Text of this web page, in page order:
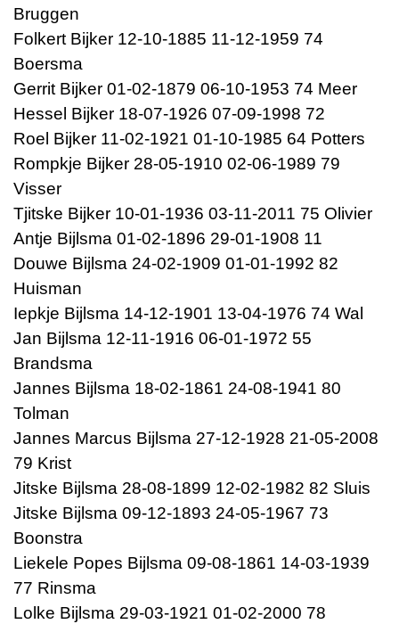
Bruggen
Folkert Bijker 12-10-1885 11-12-1959 74
Boersma
Gerrit Bijker 01-02-1879 06-10-1953 74 Meer
Hessel Bijker 18-07-1926 07-09-1998 72
Roel Bijker 11-02-1921 01-10-1985 64 Potters
Rompkje Bijker 28-05-1910 02-06-1989 79
Visser
Tjitske Bijker 10-01-1936 03-11-2011 75 Olivier
Antje Bijlsma 01-02-1896 29-01-1908 11
Douwe Bijlsma 24-02-1909 01-01-1992 82
Huisman
Iepkje Bijlsma 14-12-1901 13-04-1976 74 Wal
Jan Bijlsma 12-11-1916 06-01-1972 55
Brandsma
Jannes Bijlsma 18-02-1861 24-08-1941 80
Tolman
Jannes Marcus Bijlsma 27-12-1928 21-05-2008
79 Krist
Jitske Bijlsma 28-08-1899 12-02-1982 82 Sluis
Jitske Bijlsma 09-12-1893 24-05-1967 73
Boonstra
Liekele Popes Bijlsma 09-08-1861 14-03-1939
77 Rinsma
Lolke Bijlsma 29-03-1921 01-02-2000 78